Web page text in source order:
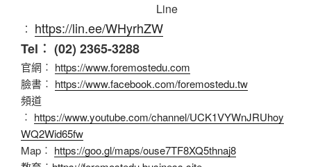
Line
︰ https://lin.ee/WHyrhZW
Tel︰ (02) 2365-3288
官網︰ https://www.foremostedu.com
臉書︰ https://www.facebook.com/foremostedu.tw
頻道
︰ https://www.youtube.com/channel/UCK1VYWnJRUhoy
WQ2Wid65fw
Map︰ https://goo.gl/maps/ouse7TF8XQ5thnaj8